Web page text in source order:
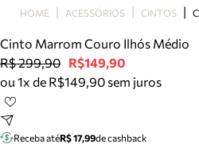
Papete
Scarpin
Mocassim
Bolsa
Tênis
HOME ACESSÓRIOS CINTOS
Cinto Marrom Couro Ilhós Médio
R$ 299,90 R$149,90
ou 1x de R$149,90 sem juros
Receba atéR$ 17,99de cashback